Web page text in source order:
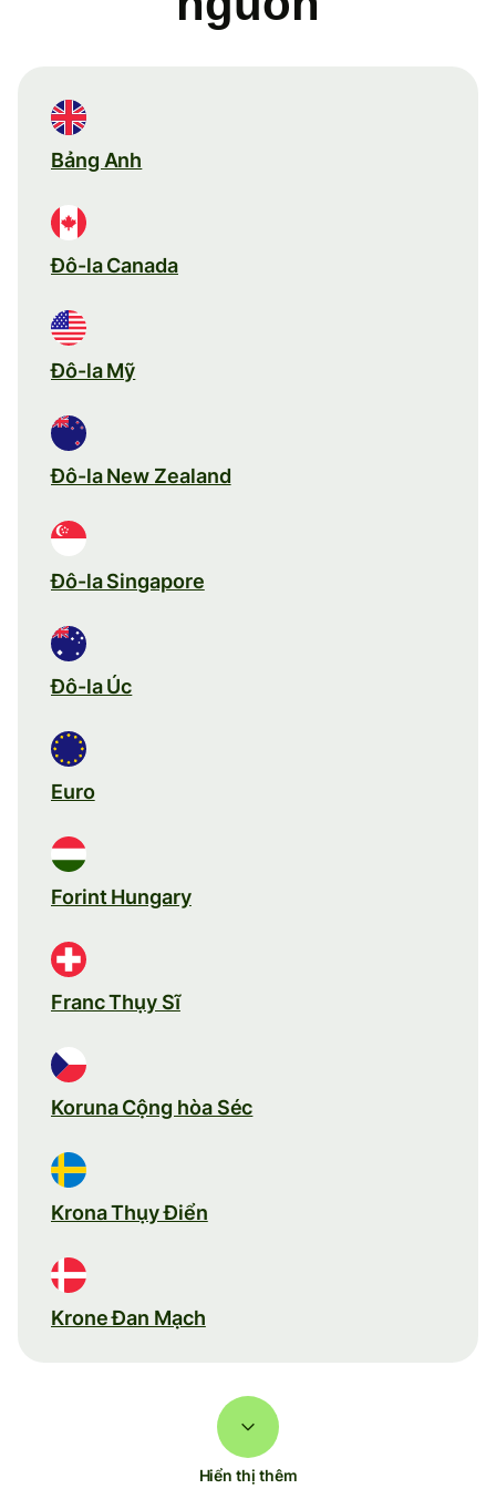
Bảng Anh
Đô-la Canada
Đô-la Mỹ
Đô-la New Zealand
Đô-la Singapore
Đô-la Úc
Euro
Forint Hungary
Franc Thụy Sĩ
Koruna Cộng hòa Séc
Krona Thụy Điển
Krone Đan Mạch
Hiển thị thêm